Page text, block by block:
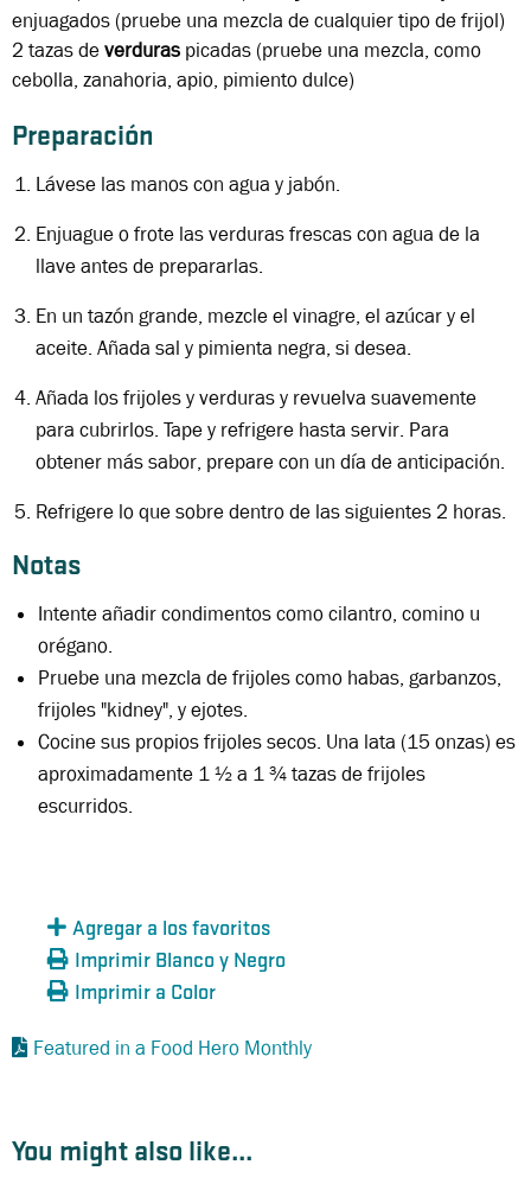
enjuagados (pruebe una mezcla de cualquier tipo de frijol)
2 tazasdeverduras picadas (pruebe una mezcla, como
cebolla, zanahoria, apio, pimiento dulce)
Preparación
Lávese las manos con agua y jabón.
Enjuague o frote las verduras frescas con agua de la
llave antes de prepararlas.
En un tazón grande, mezcle el vinagre, el azúcar y el
aceite. Añada sal y pimienta negra, si desea.
Añada los frijoles y verduras y revuelva suavemente
para cubrirlos. Tape y refrigere hasta servir. Para
obtener más sabor, prepare con un día de anticipación.
Refrigere lo que sobre dentro de las siguientes 2 horas.
Notas
Intente añadir condimentos como cilantro, comino u
orégano.
Pruebe una mezcla de frijoles como habas, garbanzos,
frijoles "kidney", y ejotes.
Cocine sus propios frijoles secos. Una lata (15 onzas) es
aproximadamente 1 ½ a 1 ¾ tazas de frijoles
escurridos.
Agregar a los favoritos
Imprimir Blanco y Negro
Imprimir a Color
Featured in a Food Hero Monthly
You might also like...